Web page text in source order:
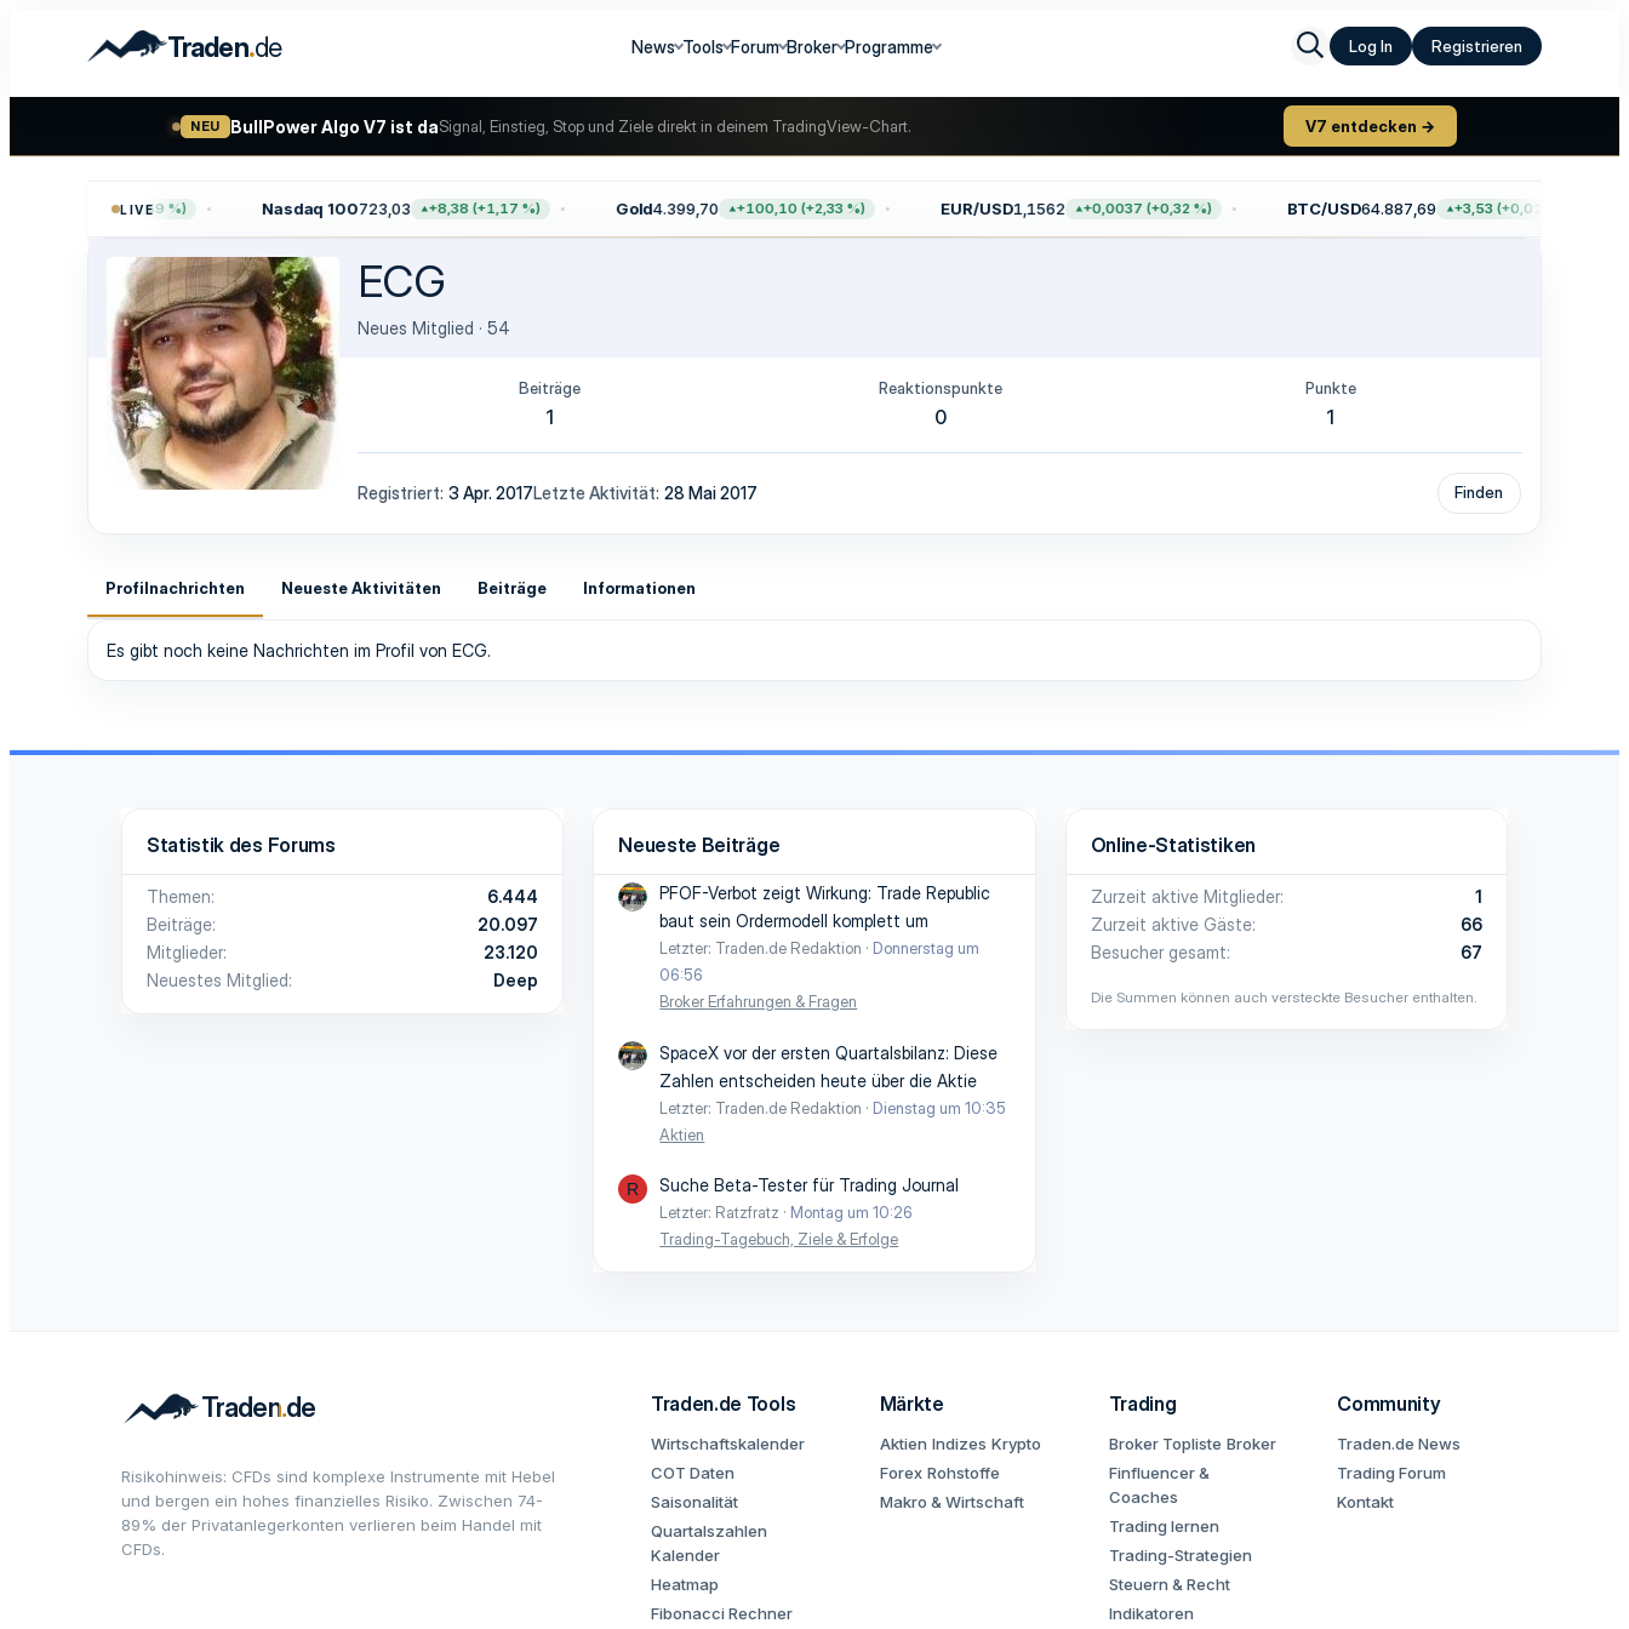
Traden.de News Tools Forum Broker Programme Log In Registrieren
NEU BullPower Algo V7 ist daSignal, Einstieg, Stop und Ziele direkt in deinem TradingView-Chart. V7 entdecken →
LIVE
+45,65 (+0,59 %) Nasdaq 100723,03 +8,38 (+1,17 %) Gold4.399,70 +100,10 (+2,33 %) EUR/USD1,1562 +0,0037 (+0,32 %) BTC/USD64.887,69 +3,53 (+0,01 %)
ECG
Neues Mitglied · 54
Beiträge
1
Reaktionspunkte
0
Punkte
1
Registriert 3 Apr. 2017Letzte Aktivität 28 Mai 2017 Finden
Profilnachrichten Neueste Aktivitäten Beiträge Informationen
Es gibt noch keine Nachrichten im Profil von ECG.
Statistik des Forums
Themen
6.444
Beiträge
20.097
Mitglieder
23.120
Neuestes Mitglied
Deep
Neueste Beiträge
PFOF-Verbot zeigt Wirkung: Trade Republic
baut sein Ordermodell komplett um
Letzter: Traden.de Redaktion
Donnerstag um
06:56
Broker Erfahrungen & Fragen
SpaceX vor der ersten Quartalsbilanz: Diese
Zahlen entscheiden heute über die Aktie
Letzter: Traden.de Redaktion
Dienstag um 10:35
Aktien
R Suche Beta-Tester für Trading Journal
Letzter: Ratzfratz
Montag um 10:26
Trading-Tagebuch, Ziele & Erfolge
Online-Statistiken
Zurzeit aktive Mitglieder
1
Zurzeit aktive Gäste
66
Besucher gesamt
67
Die Summen können auch versteckte Besucher enthalten.
Risikohinweis: CFDs sind komplexe Instrumente mit Hebel
und bergen ein hohes finanzielles Risiko. Zwischen 74-
89% der Privatanlegerkonten verlieren beim Handel mit
CFDs.
Traden.de Tools
Wirtschaftskalender
COT Daten
Saisonalität
Quartalszahlen
Kalender
Heatmap
Fibonacci Rechner
Märkte
Aktien Indizes Krypto
Forex Rohstoffe
Makro & Wirtschaft
Trading
Broker Topliste Broker
Finfluencer &
Coaches
Trading lernen
Trading-Strategien
Steuern & Recht
Indikatoren
Community
Traden.de News
Trading Forum
Kontakt